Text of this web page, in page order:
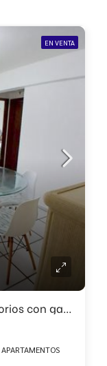
EN VENTA
Apartamento en venta 2 dormitorios con garaje!!
APARTAMENTOS